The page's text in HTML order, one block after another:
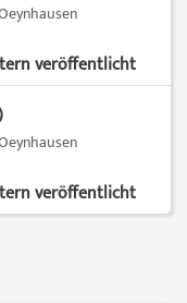
veröffentlicht
veröffentlicht